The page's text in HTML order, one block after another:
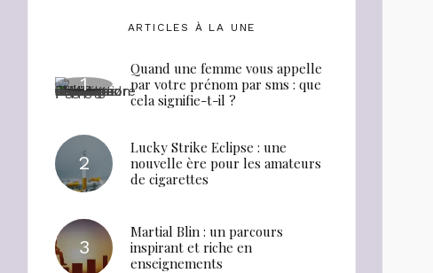
ARTICLES À LA UNE
Quand une femme vous appelle
par votre prénom par sms : que
cela signifie-t-il ?
Lucky Strike Eclipse : une
nouvelle ère pour les amateurs
de cigarettes
Martial Blin : un parcours
inspirant et riche en
enseignements